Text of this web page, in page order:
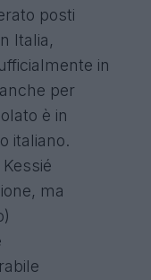
posti
Italia,
in
per
è in
italiano.
ma